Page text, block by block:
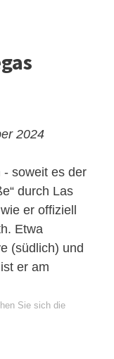
2024
- soweit es der
durch Las
er offiziell
Etwa
(südlich) und
er am
Sie sich die